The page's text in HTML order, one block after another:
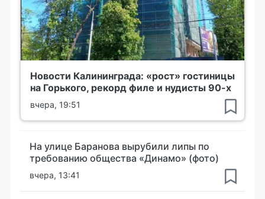
Новости Калининграда: «рост» гостиницы
на Горького, рекорд филе и нудисты 90-х
вчера, 19:51
На улице Баранова вырубили липы по
требованию общества «Динамо» (фото)
вчера, 13:41